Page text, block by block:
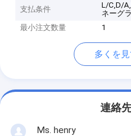
支払条件
L/C,D/
ネーグ
最小注文数量
1
多くを
連絡
Ms. henry